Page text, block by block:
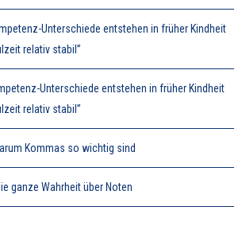
Unterschiede entstehen in früher Kindheit
relativ stabil”
Unterschiede entstehen in früher Kindheit
relativ stabil”
Kommas so wichtig sind
ganze Wahrheit über Noten